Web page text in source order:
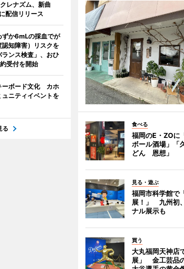
食べる
福岡のE・ZOに
ボール酒場」「
どん 恩想」
見る・遊ぶ
福岡市科学館で
展！」 九州初
ナル展示も
買う
大丸福岡天神店
展」 金工芸品
レナズム、新曲
配信リリース
ずか6mLの採血でが
知障害）リスクを
ンス検査」、おひ
受付を開始
ボード文化 カホ
ニティイベントを
る